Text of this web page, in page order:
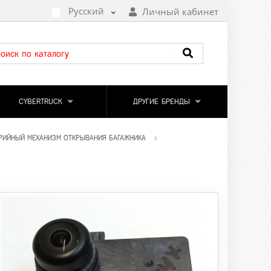
Русский Личный кабинет
CYBERTRUCK ДРУГИЕ БРЕНДЫ
МЕХАНИЗМ ОТКРЫВАНИЯ БАГАЖНИКА